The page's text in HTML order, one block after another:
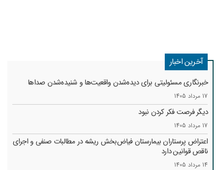
آخرین اخبار
خبرنگاری مسئولیتی برای دیده‌شدن واقعیت‌ها و شنیده‌شدن صداها
17 مرداد 1405
دیگر فرصت فکر کردن نبود
17 مرداد 1405
اعتراض پرستاران بیمارستان فیاض‌بخش ریشه در مطالبات صنفی و اجرای
ناقص قوانین دارد
14 مرداد 1405